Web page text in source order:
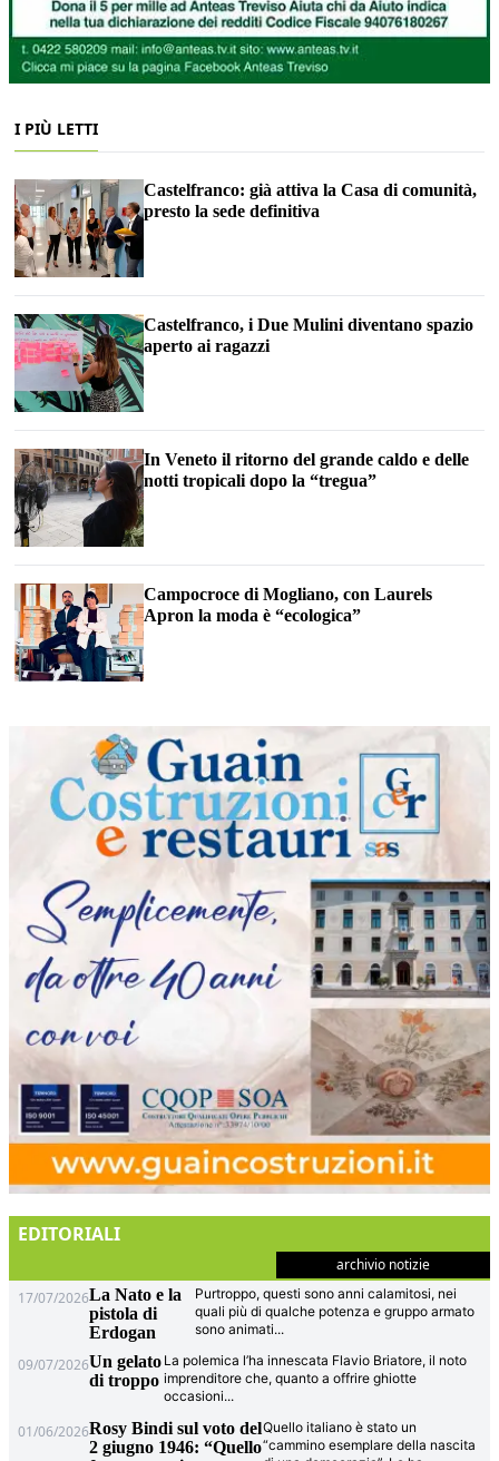
I PIÙ LETTI
Castelfranco: già attiva la Casa di comunità,
presto la sede definitiva
Castelfranco, i Due Mulini diventano spazio
aperto ai ragazzi
In Veneto il ritorno del grande caldo e delle
notti tropicali dopo la “tregua”
Campocroce di Mogliano, con Laurels
Apron la moda è “ecologica”
EDITORIALI
archivio notizie
17/07/2026La Nato e la
pistola di
Erdogan
Purtroppo, questi sono anni calamitosi, nei
quali più di qualche potenza e gruppo armato
sono animati...
09/07/2026Un gelato
di troppo
La polemica l’ha innescata Flavio Briatore, il noto
imprenditore che, quanto a offrire ghiotte
occasioni...
01/06/2026Rosy Bindi sul voto del
2 giugno 1946: “Quello
Quello italiano è stato un
“cammino esemplare della nascita